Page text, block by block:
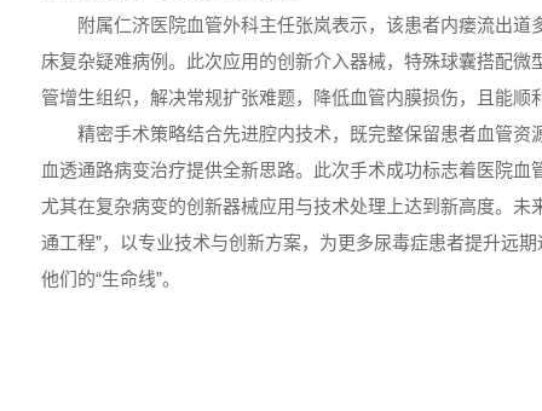
附属仁济医院血管外科主任张岚表示，该患者内瘘流出道
床复杂疑难病例。此次应用的创新介入器械，特殊球囊搭配微
管增生组织，解决常规扩张难题，降低血管内膜损伤，且能顺
精密手术策略结合先进腔内技术，既完整保留患者血管资
血透通路病变治疗提供全新思路。此次手术成功标志着医院血
尤其在复杂病变的创新器械应用与技术处理上达到新高度。未
通工程”，以专业技术与创新方案，为更多尿毒症患者提升远
他们的“生命线”。